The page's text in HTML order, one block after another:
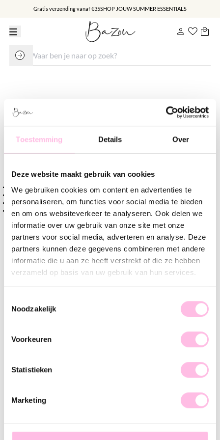
Toestemming Details Over
Deze website maakt gebruik van cookies
We gebruiken cookies om content en advertenties te
personaliseren, om functies voor social media te bieden
en om ons websiteverkeer te analyseren. Ook delen we
informatie over uw gebruik van onze site met onze
partners voor social media, adverteren en analyse. Deze
partners kunnen deze gegevens combineren met andere
informatie die u aan ze heeft verstrekt of die ze hebben
verzameld op basis van uw gebruik van hun services.
Noodzakelijk
Voorkeuren
Statistieken
Marketing
Gratis verzending vanaf €35SHOP JOUW SUMMER ESSENTIALS
Stalen kralen armband - goud
€ 14.95
Varianten:
Gratis verzending vanaf €35,-
Verzending v.a. €1,95
100% waterproof
Premium stainless steel
Omschrijving Kenmerk SKU
Dit mooie kralen armbandje is perfect om casual te dragen,
onze verschillende armbandjes en creëer jou eigen perfecte
Ook is deze kralen armband in het zilver en in een smallere
♥ YOU MAY ALSO LOVE...